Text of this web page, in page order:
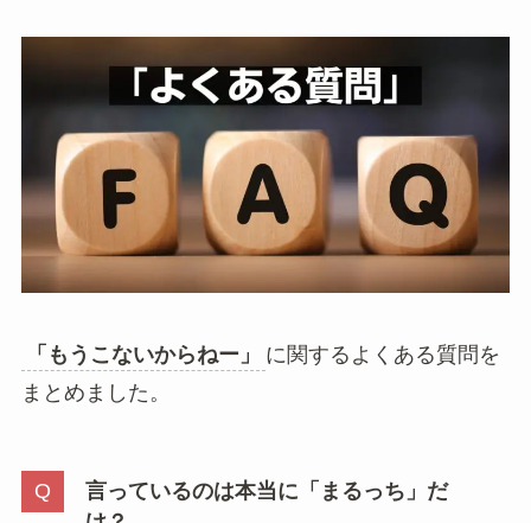
「もうこないからねー」
に関するよくある質問を
まとめました。
言っているのは本当に「まるっち」だ